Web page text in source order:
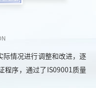
际情况进行调整和改进，逐
程序，通过了IS09001质量